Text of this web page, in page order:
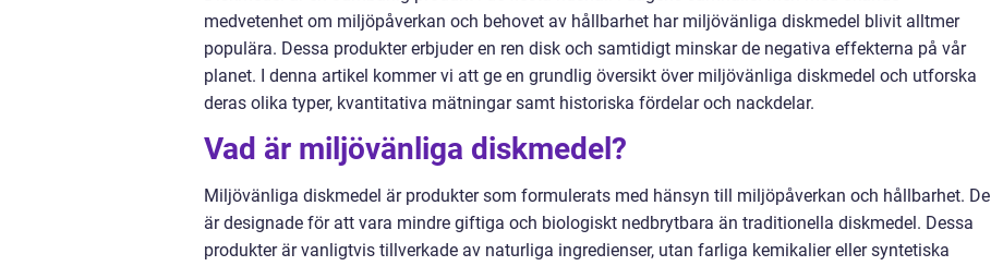
medvetenhet om miljöpåverkan och behovet av hållbarhet har miljövänliga diskmedel blivit alltmer
populära. Dessa produkter erbjuder en ren disk och samtidigt minskar de negativa effekterna på vår
planet. I denna artikel kommer vi att ge en grundlig översikt över miljövänliga diskmedel och utforska
deras olika typer, kvantitativa mätningar samt historiska fördelar och nackdelar.
Vad är miljövänliga diskmedel?
Miljövänliga diskmedel är produkter som formulerats med hänsyn till miljöpåverkan och hållbarhet. De
är designade för att vara mindre giftiga och biologiskt nedbrytbara än traditionella diskmedel. Dessa
produkter är vanligtvis tillverkade av naturliga ingredienser, utan farliga kemikalier eller syntetiska